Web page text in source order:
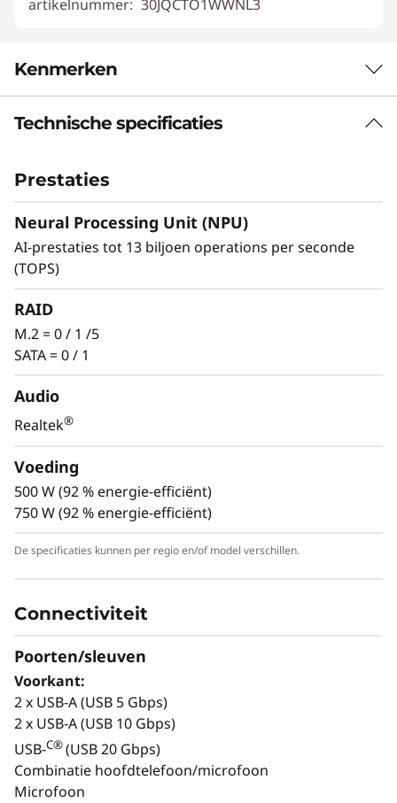
artikelnummer: 30JQCTO1WWNL3
Kenmerken
Het beeldscherm, het toetsenbord en de muis zijn optioneel en apart
verkrijgbaar.
LENOVO THINKSTATION P2 TOWER GEN 2
Workstationkracht
met
desktopprestaties
De prestaties van een workstation zijn binnen
Tower Gen 2.
met een geïntegreerde neural processing unit
standaard voor instapmodellen en bieden
uitstekende waarde. Dit workstation is ideaal
voor CAD, productontwerp, STEAM (Science,
Technology, Engineering, Arts, Mathematics)
en meer.
Technische specificaties
Prestaties
Neural Processing Unit (NPU)
AI-prestaties tot 13 biljoen operations per seconde
(TOPS)
RAID
M.2 = 0 / 1 /5
SATA = 0 / 1
Audio
Realtek®
Voeding
500 W (92 % energie-efficiënt)
750 W (92 % energie-efficiënt)
De specificaties kunnen per regio en/of model verschillen.
Connectiviteit
Poorten/sleuven
Voorkant:
2 x USB-A (USB 5 Gbps)
2 x USB-A (USB 10 Gbps)
USB-C®(USB 20 Gbps)
Combinatie hoofdtelefoon/microfoon
Microfoon